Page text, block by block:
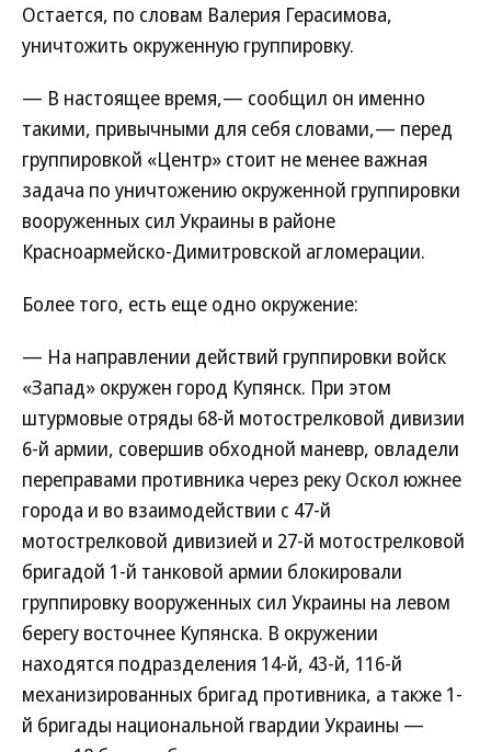
Остается, по словам Валерия Герасимова,
уничтожить окруженную группировку.
— В настоящее время,— сообщил он именно
такими, привычными для себя словами,— перед
группировкой «Центр» стоит не менее важная
задача по уничтожению окруженной группировки
вооруженных сил Украины в районе
Красноармейско-Димитровской агломерации.
Более того, есть еще одно окружение:
— На направлении действий группировки войск
«Запад» окружен город Купянск. При этом
штурмовые отряды 68-й мотострелковой дивизии
6-й армии, совершив обходной маневр, овладели
переправами противника через реку Оскол южнее
города и во взаимодействии с 47-й
мотострелковой дивизией и 27-й мотострелковой
бригадой 1-й танковой армии блокировали
группировку вооруженных сил Украины на левом
берегу восточнее Купянска. В окружении
находятся подразделения 14-й, 43-й, 116-й
механизированных бригад противника, а также 1-
й бригады национальной гвардии Украины —